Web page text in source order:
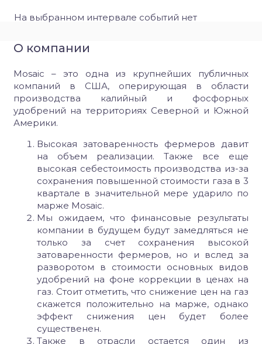
На выбранном интервале событий нет
О компании
Mosaic – это одна из крупнейших публичных
компаний в США, оперирующая в области
производства калийный и фосфорных
удобрений на территориях Северной и Южной
Америки.
Высокая затоваренность фермеров давит
на объем реализации. Также все еще
высокая себестоимость производства из-за
сохранения повышенной стоимости газа в 3
квартале в значительной мере ударило по
марже Mosaic.
Мы ожидаем, что финансовые результаты
компании в будущем будут замедляться не
только за счет сохранения высокой
затоваренности фермеров, но и вслед за
разворотом в стоимости основных видов
удобрений на фоне коррекции в ценах на
газ. Стоит отметить, что снижение цен на газ
скажется положительно на марже, однако
эффект снижения цен будет более
существенен.
Также в отрасли остается один из